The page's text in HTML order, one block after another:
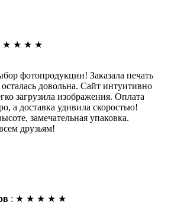
★ ★ ★ ★
фотопродукции! Заказала печать
довольна. Сайт интуитивно
загрузила изображения. Оплата
а доставка удивила скоростью!
замечательная упаковка.
друзьям!
: ★ ★ ★ ★ ★